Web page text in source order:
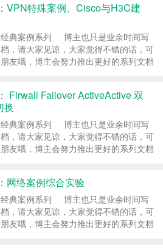
大家的支持，更多技术文章尽在网络之
ccieh3c.com 。 ……
VPN特殊案例、Cisco与H3C建
经典案例系列 博主也只是业余时间写
，请大家见谅，大家觉得不错的话，可
友哦，博主会努力推出更好的系列文档
大家的支持，更多技术文章尽在网络之
ccieh3c.com 。 ……
Firwall Failover ActiveActive 双
换
经典案例系列 博主也只是业余时间写
，请大家见谅，大家觉得不错的话，可
友哦，博主会努力推出更好的系列文档
大家的支持，更多技术文章尽在网络之
http://ccieh3c.com 。 ……继续阅读 »
网络案例综合实验
经典案例系列 博主也只是业余时间写
，请大家见谅，大家觉得不错的话，可
友哦，博主会努力推出更好的系列文档